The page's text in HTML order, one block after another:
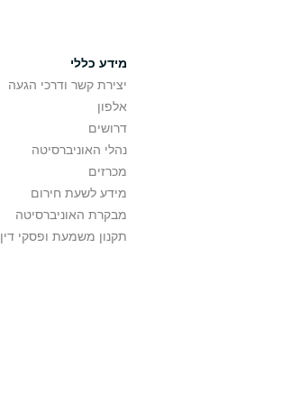
מידע כללי
יצירת קשר ודרכי הגעה
אלפון
דרושים
נהלי האוניברסיטה
מכרזים
מידע לשעת חירום
מבקרת האוניברסיטה
תקנון משמעת ופסקי דין